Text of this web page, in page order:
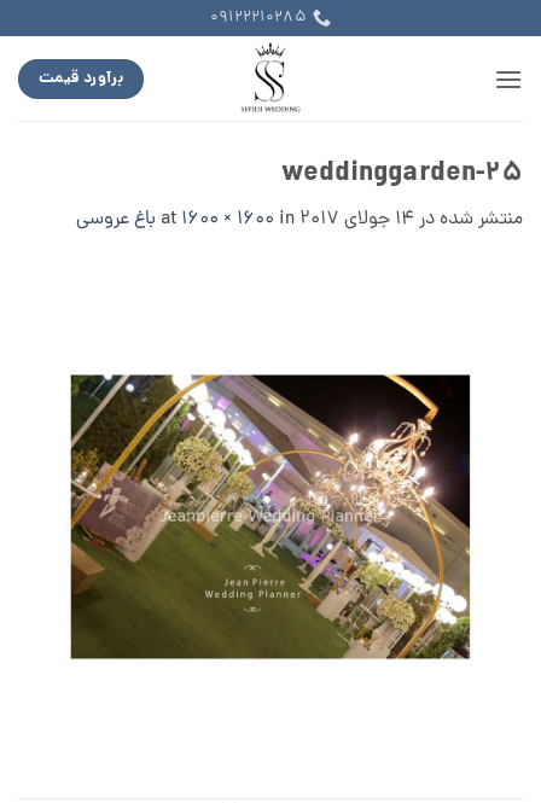
to
content
09122210285
برآورد قیمت
weddinggarden-25
منتشر شده در 14 جولای 2017 1600 × 1600 in باغ عروسی